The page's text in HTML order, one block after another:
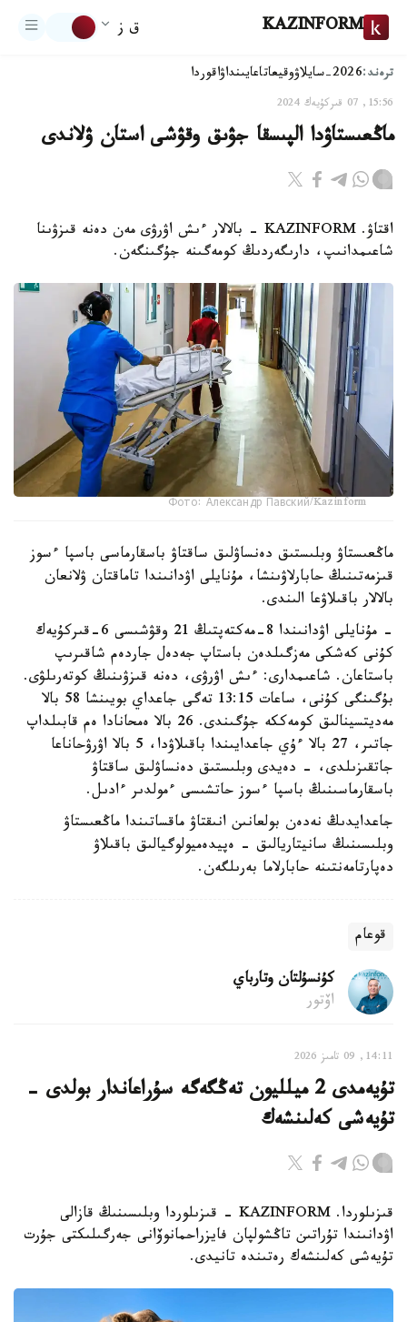
KAZINFORM ق ز
ترەند:2026-سايلاۋ وقيعاتاعايىنداۋاقوردا
15:56, 07 قىركۇيەك 2024
ماڭعىستاۋدا الپىسقا جۋىق وقۋشى استان ۋلاندى
اقتاۋ. KAZINFORM - بالالار ءىش اۋرۋى مەن دەنە قىزۋىنا
شاعىمدانىپ، دارىگەردىڭ كومەگىنە جۇگىنگەن.
Фото: Александр Павский/Kazinform
ماڭعىستاۋ وبلىستىق دەنساۋلىق ساقتاۋ باسقارماسى باسپا ءسوز
قىزمەتىنىڭ حابارلاۋىنشا، مۇنايلى اۋدانىندا تاماقتان ۋلانعان
بالالار باقىلاۋعا الىندى.
- مۇنايلى اۋدانىندا 8-مەكتەپتىڭ 21 وقۋشىسى 6-قىركۇيەك
كۇنى كەشكى مەزگىلدەن باستاپ جەدەل جاردەم شاقىرىپ
باستاعان. شاعىمدارى: ءىش اۋرۋى، دەنە قىزۋىنىڭ كوتەرىلۋى.
بۇگىنگى كۇنى، ساعات 13:15 تەگى جاعداي بويىنشا 58 بالا
مەديتسينالىق كومەككە جۇگىندى. 26 بالا ەمحانادا ەم قابىلداپ
جاتىر، 27 بالا ءۇي جاعدايىندا باقىلاۋدا، 5 بالا اۋرۋحاناعا
جاتقىزىلدى، - دەيدى وبلىستىق دەنساۋلىق ساقتاۋ
باسقارماسىنىڭ باسپا ءسوز حاتشىسى ءمولدىر ءادىل.
جاعدايدىڭ نەدەن بولعانىن انىقتاۋ ماقساتىندا ماڭعىستاۋ
وبلىسىنىڭ سانيتاريالىق - ەپيدەميولوگيالىق باقىلاۋ
دەپارتامەنتىنە حابارلاما بەرىلگەن.
قوعام
كۇنسۇلتان وتارباي
اۆتور
14:11, 09 تامىز 2026
تۇيەمدى 2 ميلليون تەڭگەگە سۇراعاندار بولدى -
تۇيەشى كەلىنشەك
قىزىلوردا. KAZINFORM - قىزىلوردا وبلىسىنىڭ قازالى
اۋدانىندا تۇراتىن تاڭشولپان فايزراحمانوۆانى جەرگىلىكتى جۇرت
تۇيەشى كەلىنشەك رەتىندە تانيدى.